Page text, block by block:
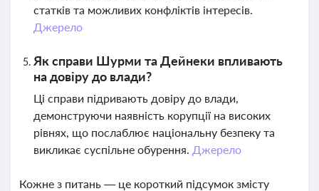
статків та можливих конфліктів інтересів.
Джерело
Як справи Шурми та Дейнеки впливають
на довіру до влади?
Ці справи підривають довіру до влади,
демонструючи наявність корупції на високих
рівнях, що послаблює національну безпеку та
викликає суспільне обурення. Джерело
Кожне з питань — це короткий підсумок змісту